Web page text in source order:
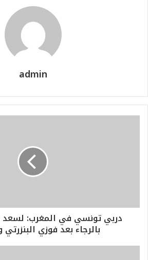
admin
دربي تونسي في المغرب: لسعد
بالرجاء بعد فوزي البنزرتي